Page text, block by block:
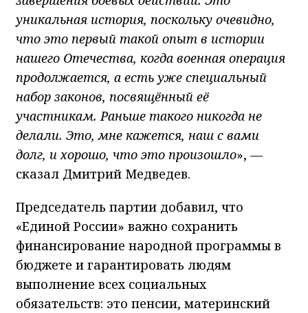
уникальная история, поскольку очевидно,
что это первый такой опыт в истории
нашего Отечества, когда военная операция
продолжается, а есть уже специальный
набор законов, посвящённый её
участникам. Раньше такого никогда не
делали. Это, мне кажется, наш с вами
долг, и хорошо, что это произошло», —
сказал Дмитрий Медведев.
Председатель партии добавил, что
«Единой России» важно сохранить
финансирование народной программы в
бюджете и гарантировать людям
выполнение всех социальных
обязательств: это пенсии, материнский